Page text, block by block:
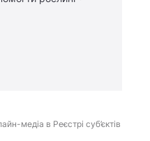
медіа в Реєстрі суб’єктів